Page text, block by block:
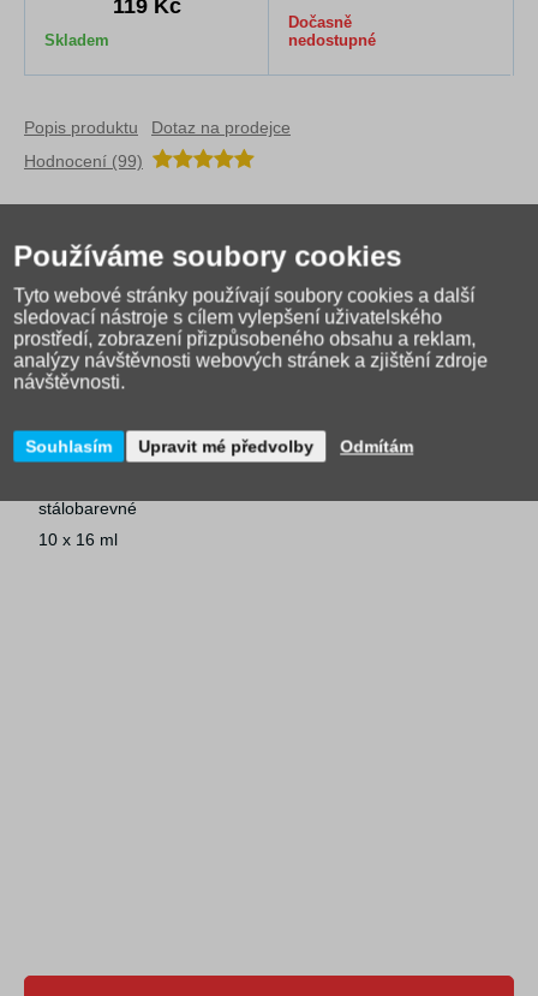
119 Kč
Skladem
Dočasně
nedostupné
Popis produktu
Dotaz na prodejce
Hodnocení (99)
školáky. Barvy: bílá, žlutá, oranžová, červená, světle modrá,
tmavě modrá, světle zelená, tmavě zelená, hnědá, černá
ředitelné vodou
odolné
dobře míchatelné krycí
stálobarevné
10 x 16 ml
Používáme soubory cookies
Tyto webové stránky používají soubory cookies a další
sledovací nástroje s cílem vylepšení uživatelského
prostředí, zobrazení přizpůsobeného obsahu a reklam,
analýzy návštěvnosti webových stránek a zjištění zdroje
návštěvnosti.
Souhlasím Upravit mé předvolby Odmítám